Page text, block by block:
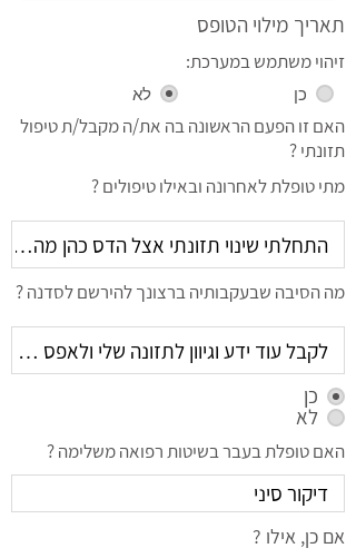
תאריך מילוי הטופס
זיהוי משתמש במערכת:
כן לא
האם זו הפעם הראשונה בה את/ה מקבל/ת טיפול
תזונתי ?
מתי טופלת לאחרונה ובאילו טיפולים ?
מה הסיבה שבעקבותיה ברצונך להירשם לסדנה ?
כן
לא
האם טופלת בעבר בשיטות רפואה משלימה ?
אם כן, אילו ?